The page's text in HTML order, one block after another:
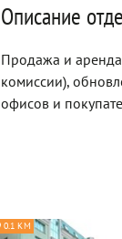
Описание
Продажа и аренда
комиссии),
офисов и
0.1 КМ